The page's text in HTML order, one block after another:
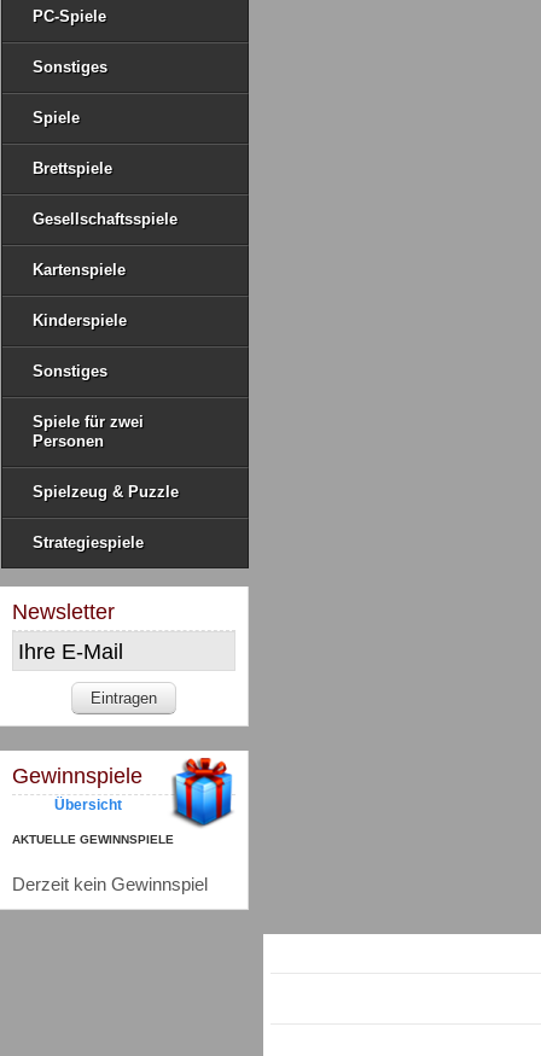
PC-Spiele
Sonstiges
Spiele
Brettspiele
Gesellschaftsspiele
Kartenspiele
Kinderspiele
Sonstiges
Spiele für zwei
Personen
Spielzeug & Puzzle
Strategiespiele
Newsletter
Gewinnspiele
Übersicht
AKTUELLE GEWINNSPIELE
Derzeit kein Gewinnspiel